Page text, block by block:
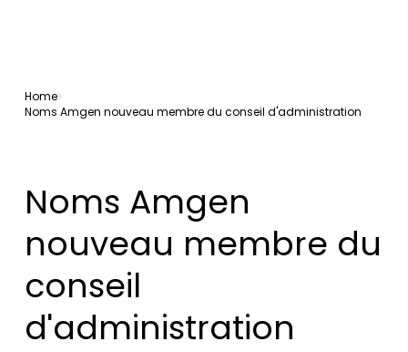
Home
Noms Amgen nouveau membre du conseil d'administration
Noms Amgen
nouveau membre du
conseil
d'administration